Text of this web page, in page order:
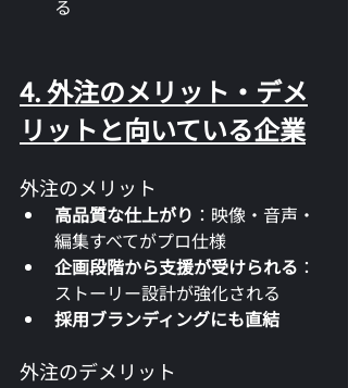
る
4. 外注のメリット・デメ
リットと向いている企業
外注のメリット
高品質な仕上がり ：映像・音声・
編集すべてがプロ仕様
企画段階から支援が受けられる ：
ストーリー設計が強化される
採用ブランディングにも直結
外注のデメリット